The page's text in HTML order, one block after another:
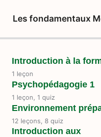
Les fondamentaux
Introduction à la
1 leçon
Psychopédagogie 1
1 leçon, 1 quiz
Environnement
12 leçons, 8 quiz
Introduction aux